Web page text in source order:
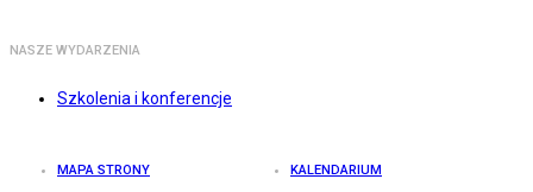
NASZE WYDARZENIA
Szkolenia i konferencje
MAPA STRONY KALENDARIUM